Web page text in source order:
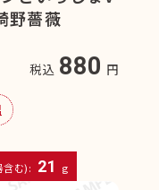
野薔薇
税込 880 円
む): 21 g